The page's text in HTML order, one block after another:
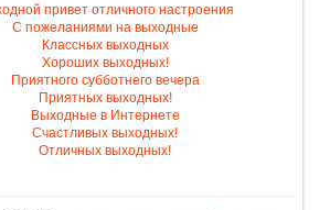
привет отличного настроения
С пожеланиями на выходные
Классных выходных
Хороших выходных!
Приятного субботнего вечера
Приятных выходных!
Выходные в Интернете
Счастливых выходных!
Отличных выходных!